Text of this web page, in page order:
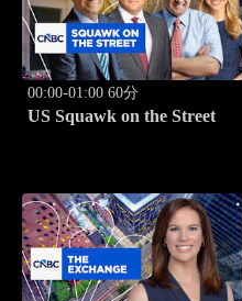
00:00-01:00 60分
US Squawk on the Street